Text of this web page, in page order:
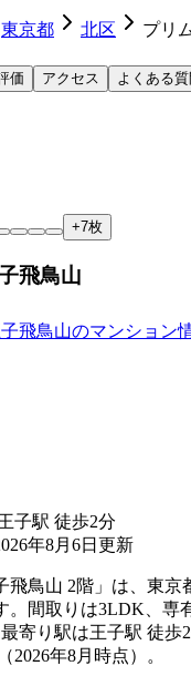
東京都 北区
プリ
価 アクセス よくある質
+7枚
飛鳥山
飛鳥山のマンション
子駅 徒歩2分
年8月6日 更新
飛鳥山 2階」は、東
間取りは3LDK、専有
寄り駅は王子駅 徒歩
2026年8月時点）。